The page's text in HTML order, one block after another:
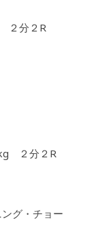
２分２R
２分２R
グ・チョー